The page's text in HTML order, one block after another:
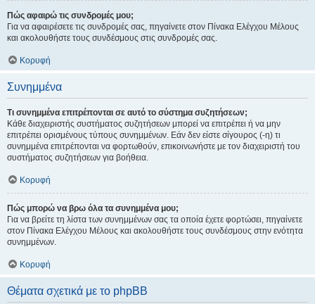
Πώς αφαιρώ τις συνδρομές μου;
Για να αφαιρέσετε τις συνδρομές σας, πηγαίνετε στον Πίνακα Ελέγχου Μέλους
και ακολουθήστε τους συνδέσμους στις συνδρομές σας.
Κορυφή
Συνημμένα
Τι συνημμένα επιτρέπονται σε αυτό το σύστημα συζητήσεων;
Κάθε διαχειριστής συστήματος συζητήσεων μπορεί να επιτρέπει ή να μην
επιτρέπει ορισμένους τύπους συνημμένων. Εάν δεν είστε σίγουρος (-η) τι
συνημμένα επιτρέπονται να φορτωθούν, επικοινωνήστε με τον διαχειριστή του
συστήματος συζητήσεων για βοήθεια.
Κορυφή
Πώς μπορώ να βρω όλα τα συνημμένα μου;
Για να βρείτε τη λίστα των συνημμένων σας τα οποία έχετε φορτώσει, πηγαίνετε
στον Πίνακα Ελέγχου Μέλους και ακολουθήστε τους συνδέσμους στην ενότητα
συνημμένων.
Κορυφή
Θέματα σχετικά με το phpBB